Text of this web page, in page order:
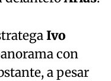
Ivo
con
a pesar